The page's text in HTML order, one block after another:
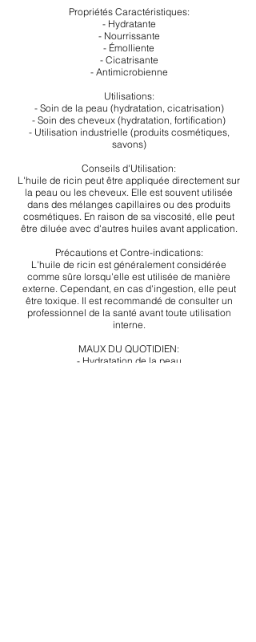
Propriétés Caractéristiques:
- Hydratante
- Nourrissante
- Émolliente
- Cicatrisante
- Antimicrobienne
Utilisations:
- Soin de la peau (hydratation, cicatrisation)
- Soin des cheveux (hydratation, fortification)
- Utilisation industrielle (produits cosmétiques,
savons)
Conseils d'Utilisation:
L'huile de ricin peut être appliquée directement sur
la peau ou les cheveux. Elle est souvent utilisée
dans des mélanges capillaires ou des produits
cosmétiques. En raison de sa viscosité, elle peut
être diluée avec d'autres huiles avant application.
Précautions et Contre-indications:
L'huile de ricin est généralement considérée
comme sûre lorsqu'elle est utilisée de manière
externe. Cependant, en cas d'ingestion, elle peut
être toxique. Il est recommandé de consulter un
professionnel de la santé avant toute utilisation
interne.
MAUX DU QUOTIDIEN:
- Hydratation de la peau